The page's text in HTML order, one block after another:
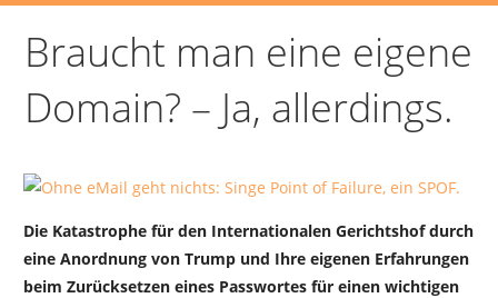
Braucht man eine eigene
Domain? – Ja, allerdings.
Die Katastrophe für den Internationalen Gerichtshof durch
eine Anordnung von Trump und Ihre eigenen Erfahrungen
beim Zurücksetzen eines Passwortes für einen wichtigen